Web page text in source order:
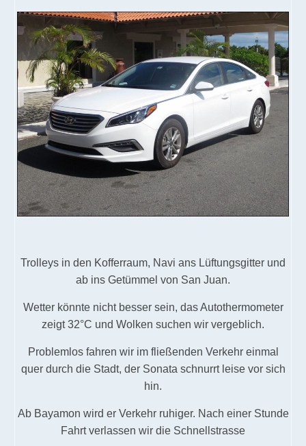
Trolleys in den Kofferraum, Navi ans Lüftungsgitter und
ab ins Getümmel von San Juan.
Wetter könnte nicht besser sein, das Autothermometer
zeigt 32°C und Wolken suchen wir vergeblich.
Problemlos fahren wir im fließenden Verkehr einmal
quer durch die Stadt, der Sonata schnurrt leise vor sich
hin.
Ab Bayamon wird er Verkehr ruhiger. Nach einer Stunde
Fahrt verlassen wir die Schnellstrasse